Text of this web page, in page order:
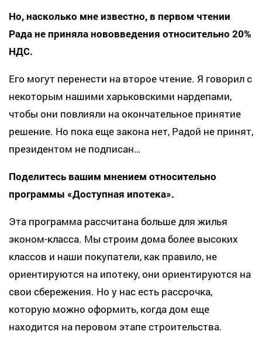
Но, насколько мне известно, в первом чтении
Рада не приняла нововведения относительно 20%
НДС.
Его могут перенести на второе чтение. Я говорил с
некоторым нашими харьковскими нардепами,
чтобы они повлияли на окончательное принятие
решение. Но пока еще закона нет, Радой не принят,
президентом не подписан…
Поделитесь вашим мнением относительно
программы «Доступная ипотека».
Эта программа рассчитана больше для жилья
эконом-класса. Мы строим дома более высоких
классов и наши покупатели, как правило, не
ориентируются на ипотеку, они ориентируются на
свои сбережения. Но у нас есть рассрочка,
которую можно оформить, когда дом еще
находится на перовом этапе строительства.